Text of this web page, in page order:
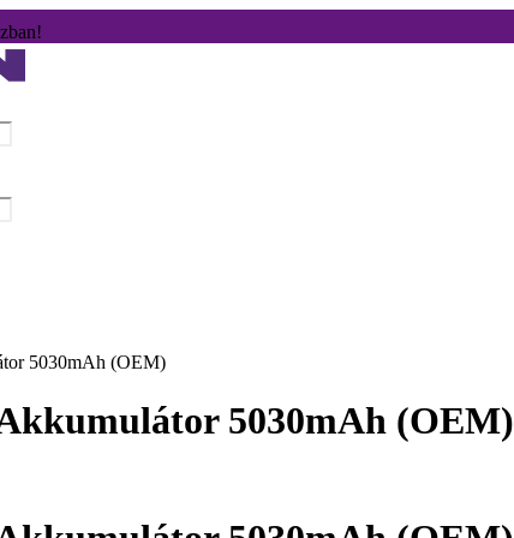
5030mAh (OEM)
5030mAh (OEM)